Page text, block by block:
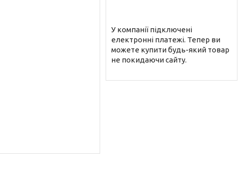
У компанії підключені
електронні платежі. Тепер ви
можете купити будь-який товар
не покидаючи сайту.